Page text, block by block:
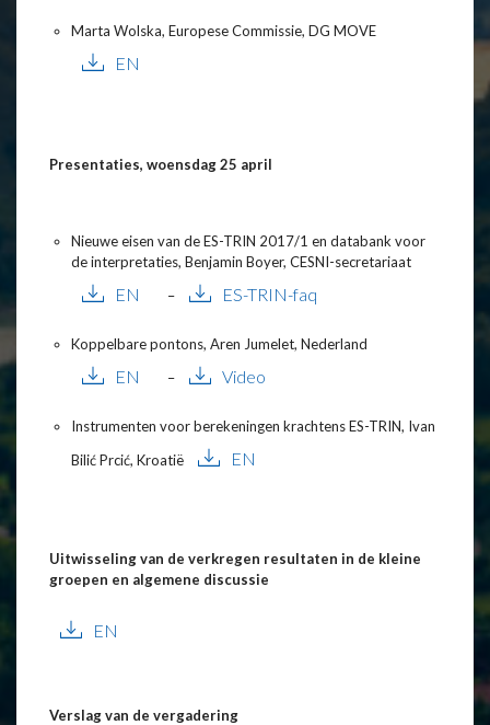
Marta Wolska, Europese Commissie, DG MOVE
EN
Presentaties, woensdag 25 april
Nieuwe eisen van de ES-TRIN 2017/1 en databank voor
de interpretaties, Benjamin Boyer, CESNI-secretariaat
EN – ES-TRIN-faq
Koppelbare pontons, Aren Jumelet, Nederland
EN – Video
Instrumenten voor berekeningen krachtens ES-TRIN, Ivan
Bilić Prcić, Kroatië
EN
Uitwisseling van de verkregen resultaten in de kleine
groepen en algemene discussie
EN
Verslag van de vergadering